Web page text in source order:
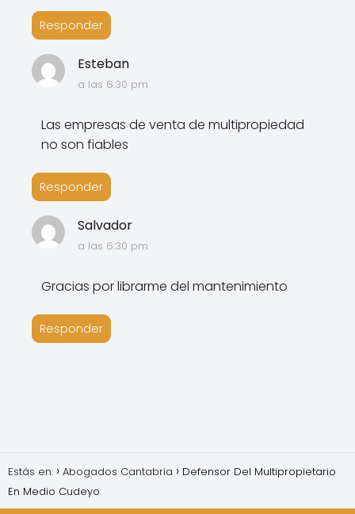
Responder
Esteban
a las 6:30 pm
Las empresas de venta de multipropiedad
no son fiables
Responder
Salvador
a las 6:30 pm
Gracias por librarme del mantenimiento
Responder
Estás en: Abogados Cantabria
Defensor Del Multipropietario
En Medio Cudeyo